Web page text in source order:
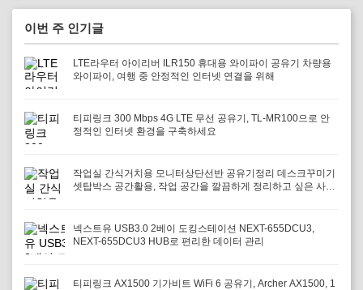
이번 주 인기글
LTE라우터 아이리버 ILR150 휴대용 와이파이 공유기 차량용
와이파이, 여행 중 안정적인 인터넷 연결을 위해
티피링크 300 Mbps 4G LTE 무선 공유기, TL-MR100으로 안
정적인 인터넷 환경을 구축하세요
작업실 간식거치용 모니터상단선반 공유기정리 데스크꾸미기
셋탑박스 공간활용, 작업 공간을 깔끔하게 정리하고 싶은 사람
넥스트유 USB3.0 2베이 도킹스테이션 NEXT-655DCU3,
NEXT-655DCU3 HUB로 편리한 데이터 관리
티피링크 AX1500 기가비트 WiFi 6 공유기, Archer AX1500, 1